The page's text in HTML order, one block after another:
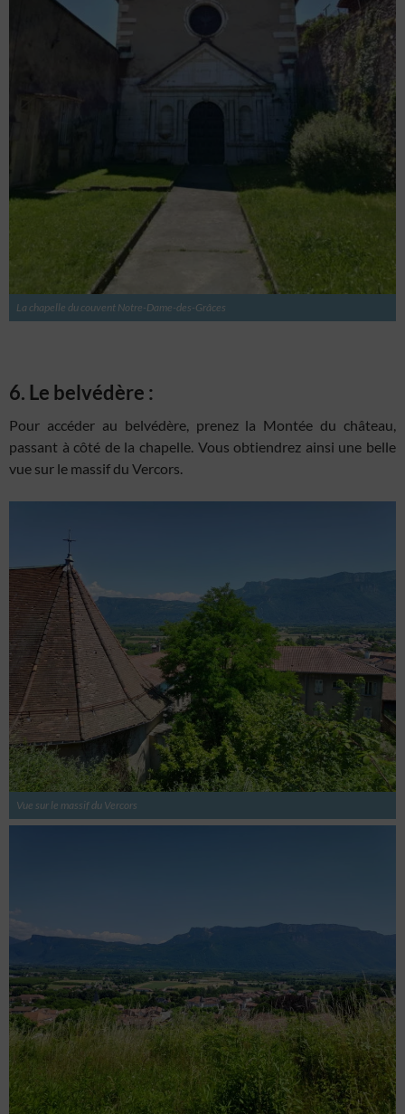
La chapelle du couvent Notre-Dame-des-Grâces
6. Le belvédère :
Pour accéder au belvédère, prenez la Montée du château,
passant à côté de la chapelle. Vous obtiendrez ainsi une belle
vue sur le massif du Vercors.
Vue sur le massif du Vercors